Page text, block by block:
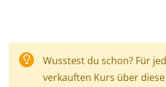
Wusstest du schon? Für
verkauften Kurs über